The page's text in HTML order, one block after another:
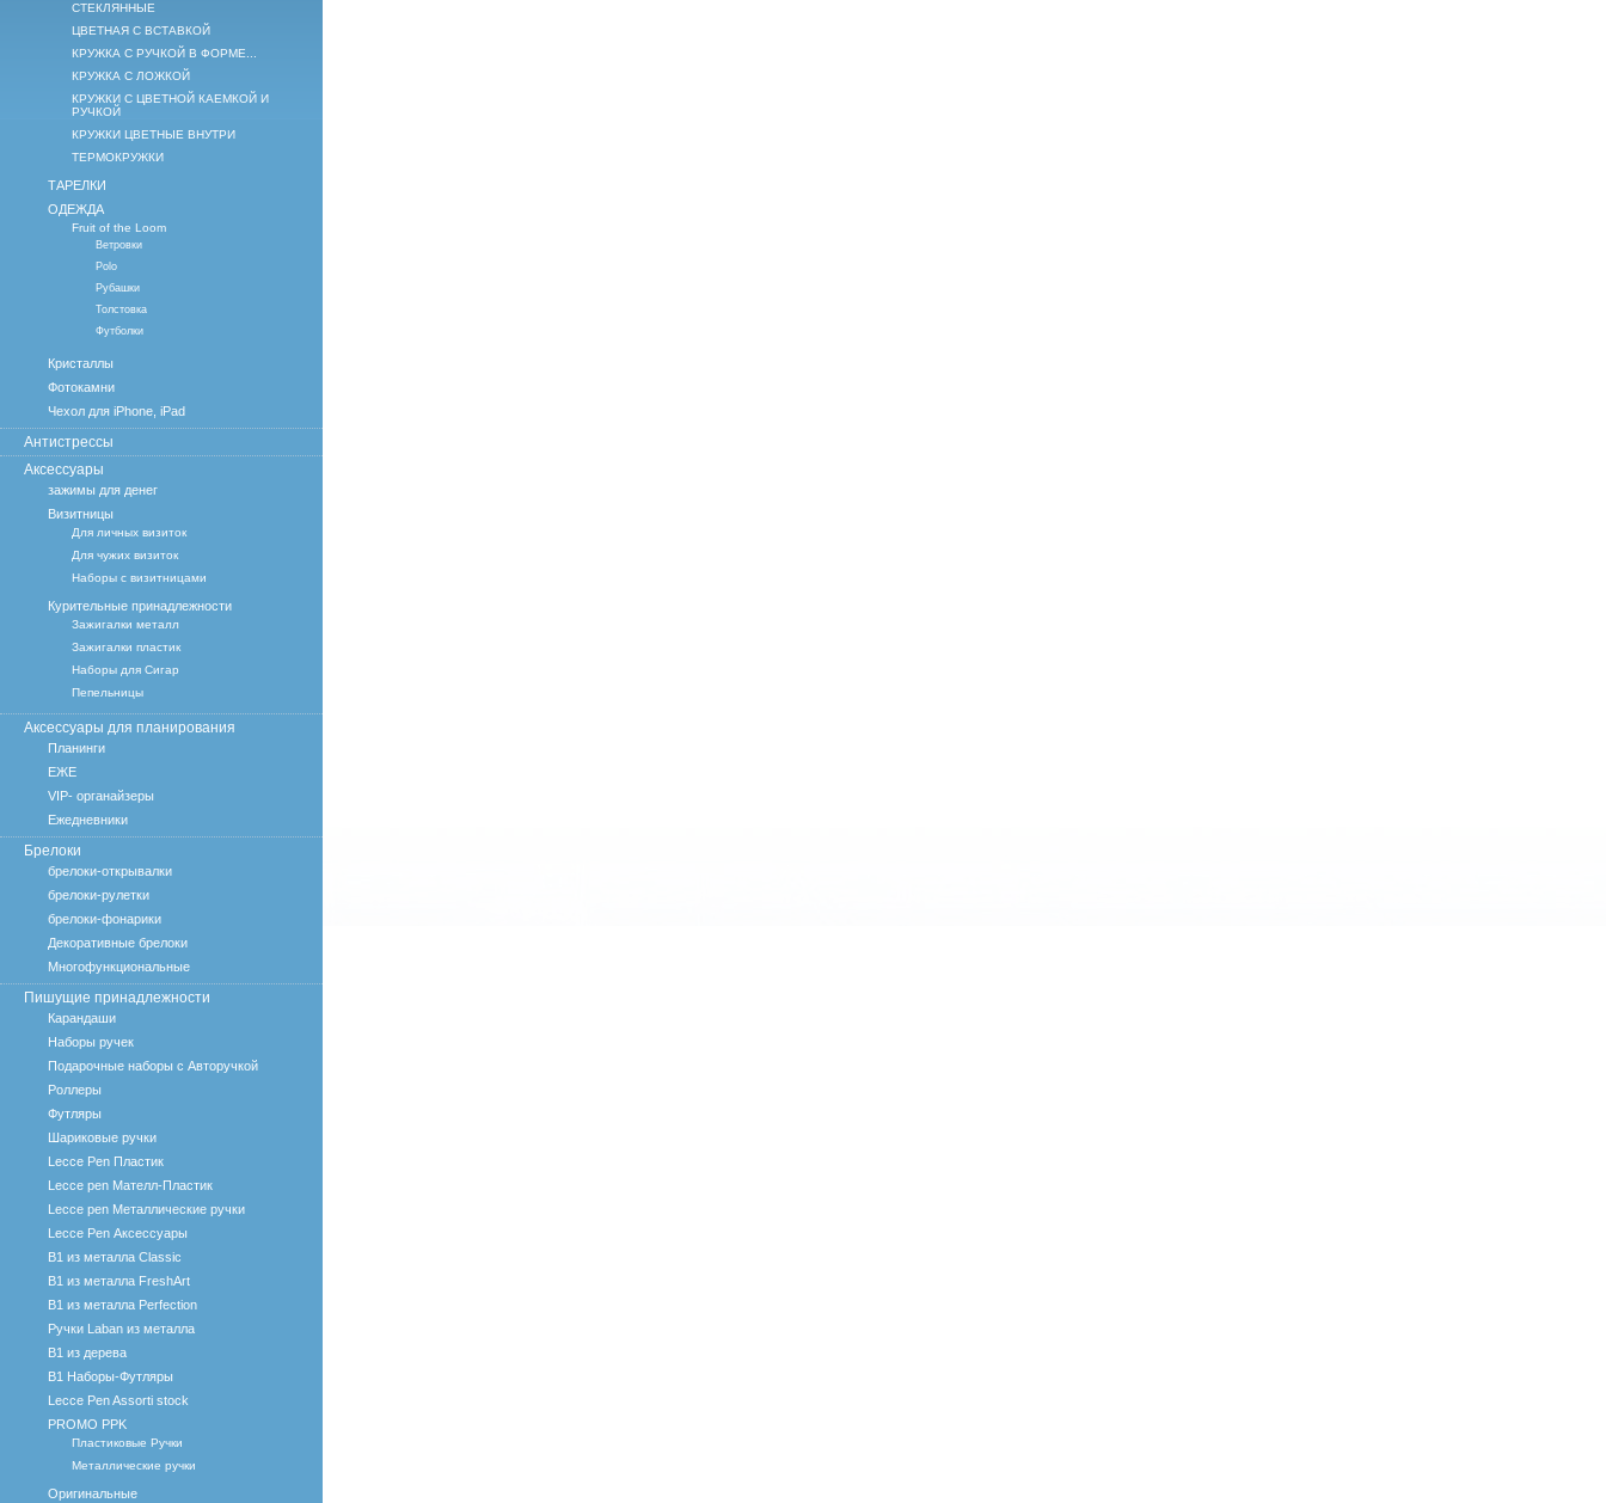
СТЕКЛЯННЫЕ
ЦВЕТНАЯ С ВСТАВКОЙ
КРУЖКА С РУЧКОЙ В ФОРМЕ...
КРУЖКА С ЛОЖКОЙ
КРУЖКИ С ЦВЕТНОЙ КАЕМКОЙ И
РУЧКОЙ
КРУЖКИ ЦВЕТНЫЕ ВНУТРИ
ТЕРМОКРУЖКИ
ТАРЕЛКИ
ОДЕЖДА
Fruit of the Loom
Ветровки
Polo
Рубашки
Толстовка
Футболки
Кристаллы
Фотокамни
Чехол для iPhone, iPad
Антистрессы
Аксессуары
зажимы для денег
Визитницы
Для личных визиток
Для чужих визиток
Наборы с визитницами
Курительные принадлежности
Зажигалки металл
Зажигалки пластик
Наборы для Сигар
Пепельницы
Аксессуары для планирования
Планинги
ЕЖЕ
VIP- органайзеры
Ежедневники
Брелоки
брелоки-открывалки
брелоки-рулетки
брелоки-фонарики
Декоративные брелоки
Многофункциональные
Пишущие принадлежности
Карандаши
Наборы ручек
Подарочные наборы с Авторучкой
Роллеры
Футляры
Шариковые ручки
Lecce Pen Пластик
Lecce pen Мателл-Пластик
Lecce pen Металлические ручки
Lecce Pen Аксессуары
B1 из металла Classic
B1 из металла FreshArt
B1 из металла Perfection
Ручки Laban из металла
B1 из дерева
B1 Наборы-Футляры
Lecce Pen Assorti stock
PROMO PPK
Пластиковые Ручки
Металлические ручки
Оригинальные